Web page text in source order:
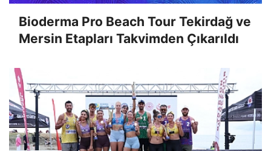
Bioderma Pro Beach Tour Tekirdağ ve
Mersin Etapları Takvimden Çıkarıldı